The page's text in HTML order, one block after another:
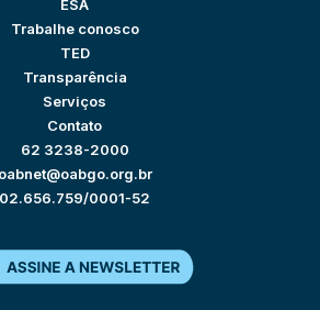
ESA
Trabalhe conosco
TED
Transparência
Serviços
Contato
62 3238-2000
oabnet@oabgo.org.br
02.656.759/0001-52